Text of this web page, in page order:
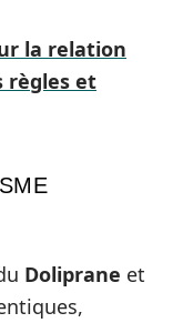
la relation
règles et
Doliprane et